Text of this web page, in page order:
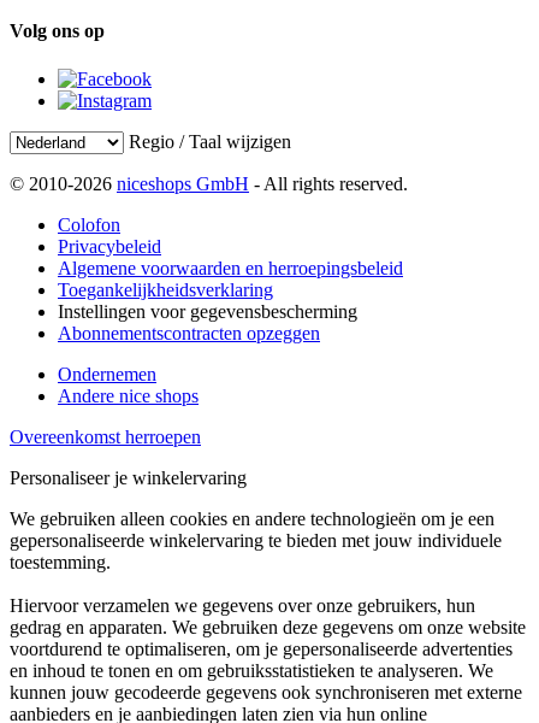
Volg ons op
Regio / Taal wijzigen
© 2010-2026 niceshops GmbH - All rights reserved.
Colofon
Privacybeleid
Algemene voorwaarden en herroepingsbeleid
Toegankelijkheidsverklaring
Instellingen voor gegevensbescherming
Abonnementscontracten opzeggen
Ondernemen
Andere nice shops
Overeenkomst herroepen
Personaliseer je winkelervaring
We gebruiken alleen cookies en andere technologieën om je een
gepersonaliseerde winkelervaring te bieden met jouw individuele
toestemming.
Hiervoor verzamelen we gegevens over onze gebruikers, hun
gedrag en apparaten. We gebruiken deze gegevens om onze website
voortdurend te optimaliseren, om je gepersonaliseerde advertenties
en inhoud te tonen en om gebruiksstatistieken te analyseren. We
kunnen jouw gecodeerde gegevens ook synchroniseren met externe
aanbieders en je aanbiedingen laten zien via hun online